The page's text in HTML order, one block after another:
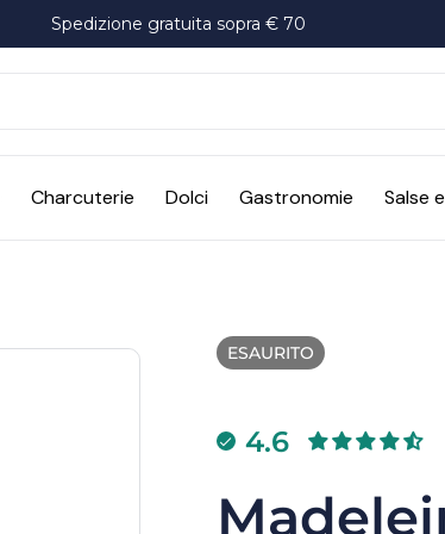
Spedizione gratuita sopra € 70
Charcuterie Dolci Gastronomie Salse
ESAURITO
4.6